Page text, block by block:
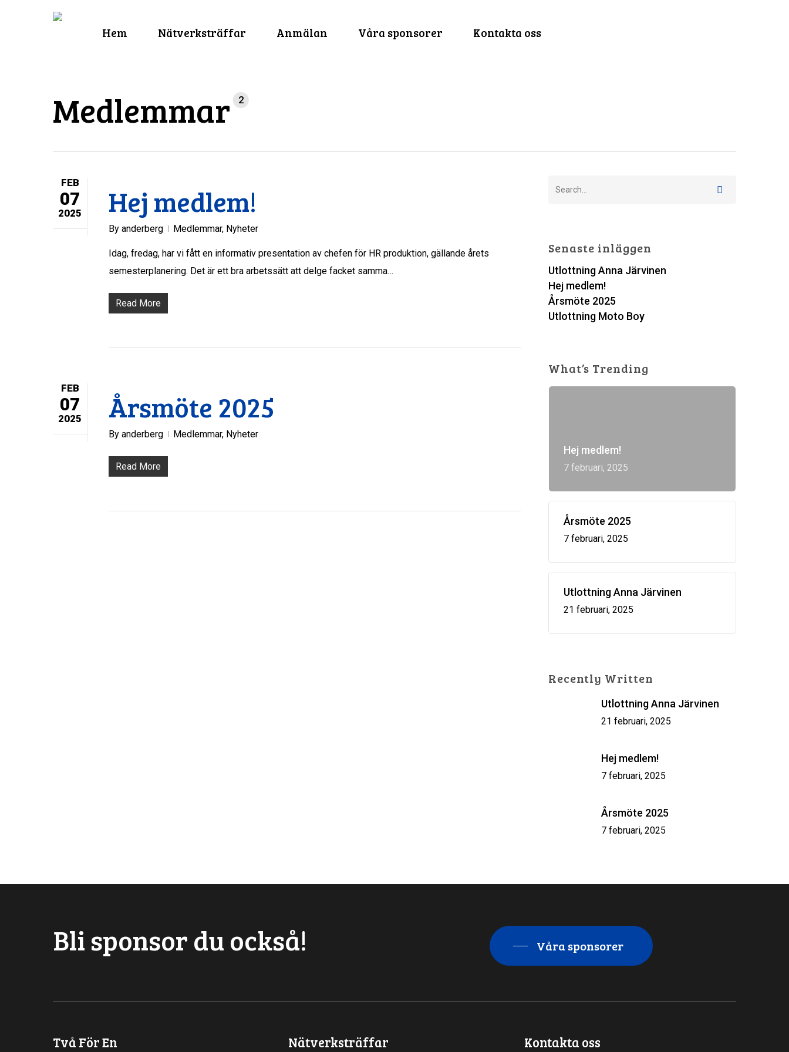
Hem Nätverksträffar Anmälan Våra sponsorer Kontakta oss
Medlemmar 2
FEB
07
2025 Hej medlem!
By anderberg Medlemmar, Nyheter
Idag, fredag, har vi fått en informativ presentation av chefen för HR produktion, gällande årets
semesterplanering. Det är ett bra arbetssätt att delge facket samma…
Read More
FEB
07
2025 Årsmöte 2025
By anderberg Medlemmar, Nyheter
Read More
Senaste inläggen
Utlottning Anna Järvinen
Hej medlem!
Årsmöte 2025
Utlottning Moto Boy
What’s Trending
Hej medlem!
7 februari, 2025
Årsmöte 2025
7 februari, 2025
Utlottning Anna Järvinen
21 februari, 2025
Recently Written
Utlottning Anna Järvinen
21 februari, 2025
Hej medlem!
7 februari, 2025
Årsmöte 2025
7 februari, 2025
Bli sponsor du också! Våra sponsorer
Två För En Nätverksträffar Kontakta oss